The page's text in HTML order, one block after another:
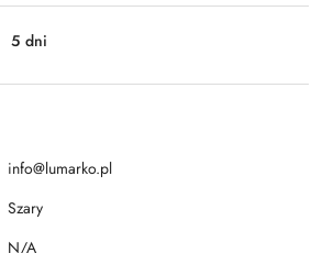
5 dni
info@lumarko.pl
Szary
N/A